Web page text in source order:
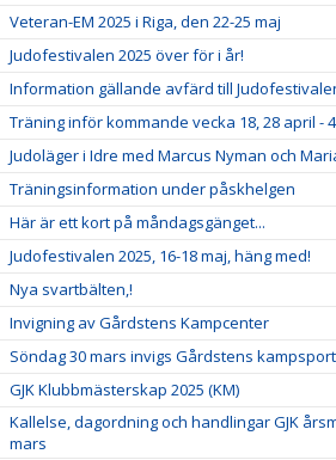
Veteran-EM 2025 i Riga, den 22-25 maj
Judofestivalen 2025 över för i år!
Information gällande avfärd till
Träning inför kommande vecka 18, 28 april -
Judoläger i Idre med Marcus Nyman och
Träningsinformation under påskhelgen
Här är ett kort på måndagsgänget...
Judofestivalen 2025, 16-18 maj, häng med!
Nya svartbälten,!
Invigning av Gårdstens Kampcenter
Söndag 30 mars invigs Gårdstens
GJK Klubbmästerskap 2025 (KM)
Kallelse, dagordning och handlingar GJK
mars